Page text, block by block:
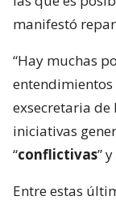
manifestó
“Hay muchas
entendimientos
exsecretaria de
iniciativas
“conflictivas”
Entre estas